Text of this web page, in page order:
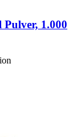
Pulver, 1.000